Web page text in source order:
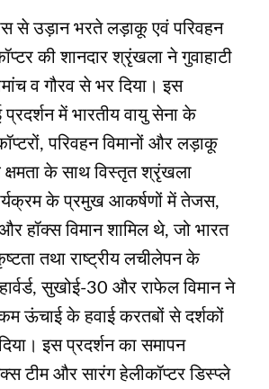
से उड़ान भरते लड़ाकू एवं परिवहन
की शानदार श्रृंखला ने गुवाहाटी
व गौरव से भर दिया। इस
प्रदर्शन में भारतीय वायु सेना के
परिवहन विमानों और लड़ाकू
क्षमता के साथ विस्तृत श्रृंखला
के प्रमुख आकर्षणों में तेजस,
हॉक्स विमान शामिल थे, जो भारत
तथा राष्ट्रीय लचीलेपन के
सुखोई-30 और राफेल विमान ने
ऊंचाई के हवाई करतबों से दर्शकों
इस प्रदर्शन का समापन
टीम और सारंग हेलीकॉप्टर डिस्प्ले